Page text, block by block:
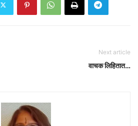
Next article
वाचक लिहितात…